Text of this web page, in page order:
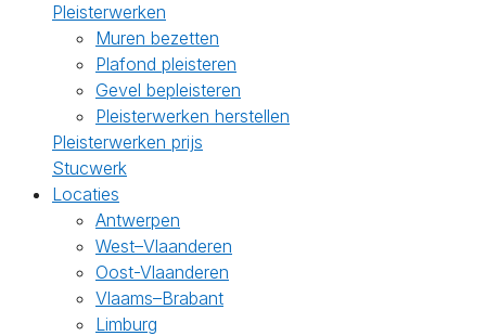
Pleisterwerken
Muren bezetten
Plafond pleisteren
Gevel bepleisteren
Pleisterwerken herstellen
Pleisterwerken prijs
Stucwerk
Locaties
Antwerpen
West–Vlaanderen
Oost-Vlaanderen
Vlaams–Brabant
Limburg